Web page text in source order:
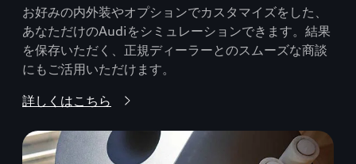
お好みの内外装やオプションでカスタマイズをした、
あなただけのAudiをシミュレーションできます。結果
を保存いただく、正規ディーラーとのスムーズな商談
にもご活用いただけます。
詳しくはこちら